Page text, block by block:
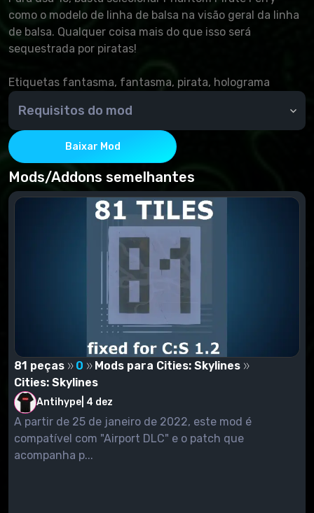
como o modelo de linha de balsa na visão geral da linha
de balsa. Qualquer coisa mais do que isso será
sequestrada por piratas!
Etiquetas fantasma, fantasma, pirata, holograma
Requisitos do mod
DLCs necessários:
Esses DLCs devem ser instalados para usar esse
elemento.
Baixar Mod
Mods/Addons semelhantes
81 peças 0
Mods para Cities: Skylines
Cities: Skylines
Antihype 4 dez
A partir de 25 de janeiro de 2022, este mod é
compatível com "Airport DLC" e o patch que
acompanha p...